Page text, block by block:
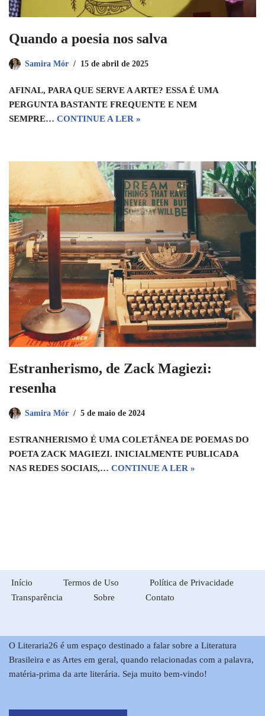
Quando a poesia nos salva
Samira Mór 15 de abril de 2025
AFINAL, PARA QUE SERVE A ARTE? ESSA É UMA
PERGUNTA BASTANTE FREQUENTE E NEM
SEMPRE… CONTINUE A LER »
Estranherismo, de Zack Magiezi:
resenha
Samira Mór 5 de maio de 2024
ESTRANHERISMO É UMA COLETÂNEA DE POEMAS DO
POETA ZACK MAGIEZI. INICIALMENTE PUBLICADA
NAS REDES SOCIAIS,… CONTINUE A LER »
Início Termos de Uso
Política de Privacidade
Transparência
Sobre Contato
O Literaria26 é um espaço destinado a falar sobre a Literatura
Brasileira e as Artes em geral, quando relacionadas com a palavra,
matéria-prima da arte literária. Seja muito bem-vindo!